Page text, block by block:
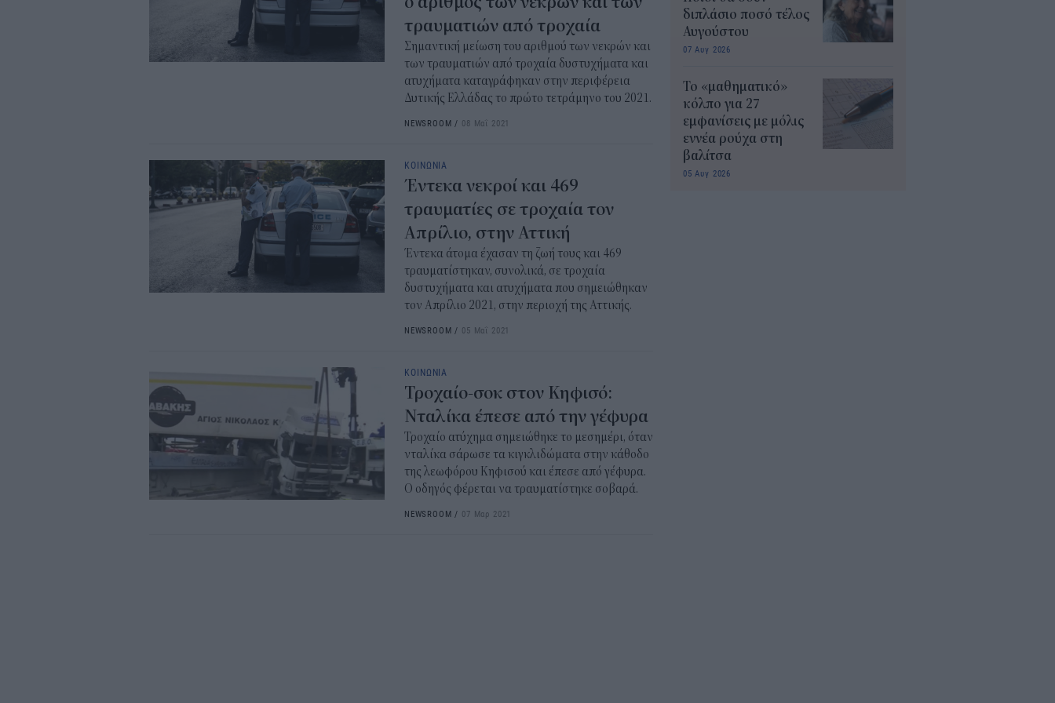
τραυματιών από τροχαία
Σημαντική μείωση του αριθμού των νεκρών και
των τραυματιών από τροχαία δυστυχήματα και
ατυχήματα καταγράφηκαν στην περιφέρεια
Δυτικής Ελλάδας το πρώτο τετράμηνο του 2021.
NEWSROOM / 08 Μαΐ 2021
ΚΟΙΝΩΝΙΑ
Έντεκα νεκροί και 469
τραυματίες σε τροχαία τον
Απρίλιο, στην Αττική
Έντεκα άτομα έχασαν τη ζωή τους και 469
τραυματίστηκαν, συνολικά, σε τροχαία
δυστυχήματα και ατυχήματα που σημειώθηκαν
τον Απρίλιο 2021, στην περιοχή της Αττικής.
NEWSROOM / 05 Μαΐ 2021
ΚΟΙΝΩΝΙΑ
Τροχαίο-σοκ στον Κηφισό:
Νταλίκα έπεσε από την γέφυρα
Τροχαίο ατύχημα σημειώθηκε το μεσημέρι, όταν
νταλίκα σάρωσε τα κιγκλιδώματα στην κάθοδο
της λεωφόρου Κηφισού και έπεσε από γέφυρα.
Ο οδηγός φέρεται να τραυματίστηκε σοβαρά.
NEWSROOM / 07 Μαρ 2021
διπλάσιο ποσό τέλος
Αυγούστου
07 Αυγ 2026
Το «μαθηματικό»
κόλπο για 27
εμφανίσεις με μόλις
εννέα ρούχα στη
βαλίτσα
05 Αυγ 2026